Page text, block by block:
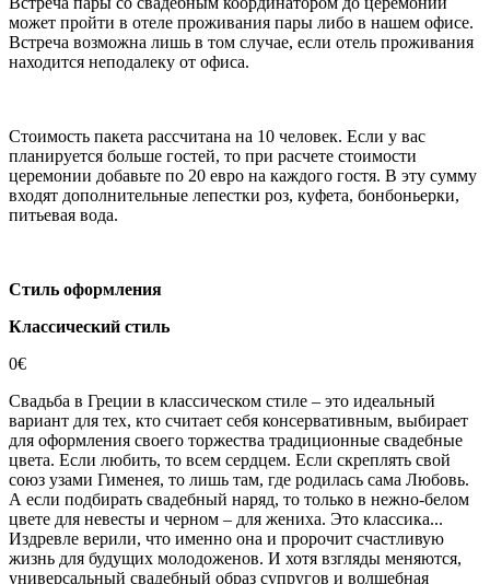
может пройти в отеле проживания пары либо в нашем офисе.
Встреча возможна лишь в том случае, если отель проживания
находится неподалеку от офиса.
Стоимость пакета рассчитана на 10 человек. Если у вас
планируется больше гостей, то при расчете стоимости
церемонии добавьте по 20 евро на каждого гостя. В эту сумму
входят дополнительные лепестки роз, куфета, бонбоньерки,
питьевая вода.
Стиль оформления
Классический стиль
0€
Свадьба в Греции в классическом стиле – это идеальный
вариант для тех, кто считает себя консервативным, выбирает
для оформления своего торжества традиционные свадебные
цвета. Если любить, то всем сердцем. Если скреплять свой
союз узами Гименея, то лишь там, где родилась сама Любовь.
А если подбирать свадебный наряд, то только в нежно-белом
цвете для невесты и черном – для жениха. Это классика...
Издревле верили, что именно она и пророчит счастливую
жизнь для будущих молодоженов. И хотя взгляды меняются,
универсальный свадебный образ супругов и волшебная